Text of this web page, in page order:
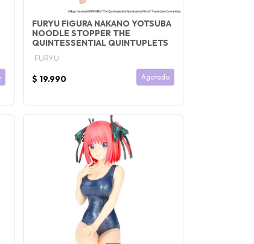
FURYU FIGURA NAKANO YOTSUBA
NOODLE STOPPER THE
QUINTESSENTIAL QUINTUPLETS
FURYU
$ 19.990 Agotado